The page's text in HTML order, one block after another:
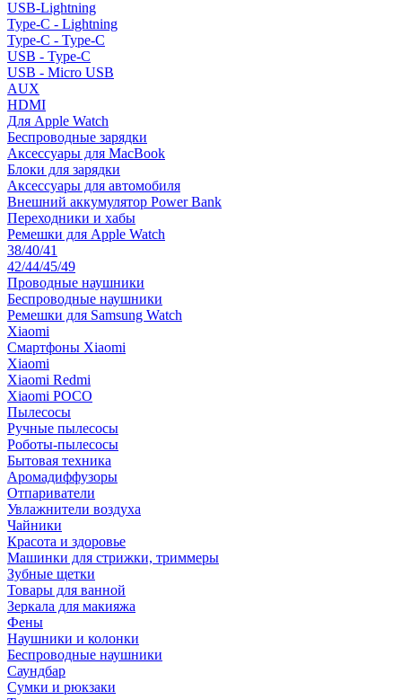
USB-Lightning
Type-C - Lightning
Type-C - Type-C
USB - Type-C
USB - Micro USB
AUX
HDMI
Для Apple Watch
Беспроводные зарядки
Аксессуары для MacBook
Блоки для зарядки
Аксессуары для автомобиля
Внешний аккумулятор Power Bank
Переходники и хабы
Ремешки для Apple Watch
38/40/41
42/44/45/49
Проводные наушники
Беспроводные наушники
Ремешки для Samsung Watch
Xiaomi
Смартфоны Xiaomi
Xiaomi
Xiaomi Redmi
Xiaomi POCO
Пылесосы
Ручные пылесосы
Роботы-пылесосы
Бытовая техника
Аромадиффузоры
Отпариватели
Увлажнители воздуха
Чайники
Красота и здоровье
Машинки для стрижки, триммеры
Зубные щетки
Товары для ванной
Зеркала для макияжа
Фены
Наушники и колонки
Беспроводные наушники
Саундбар
Сумки и рюкзаки